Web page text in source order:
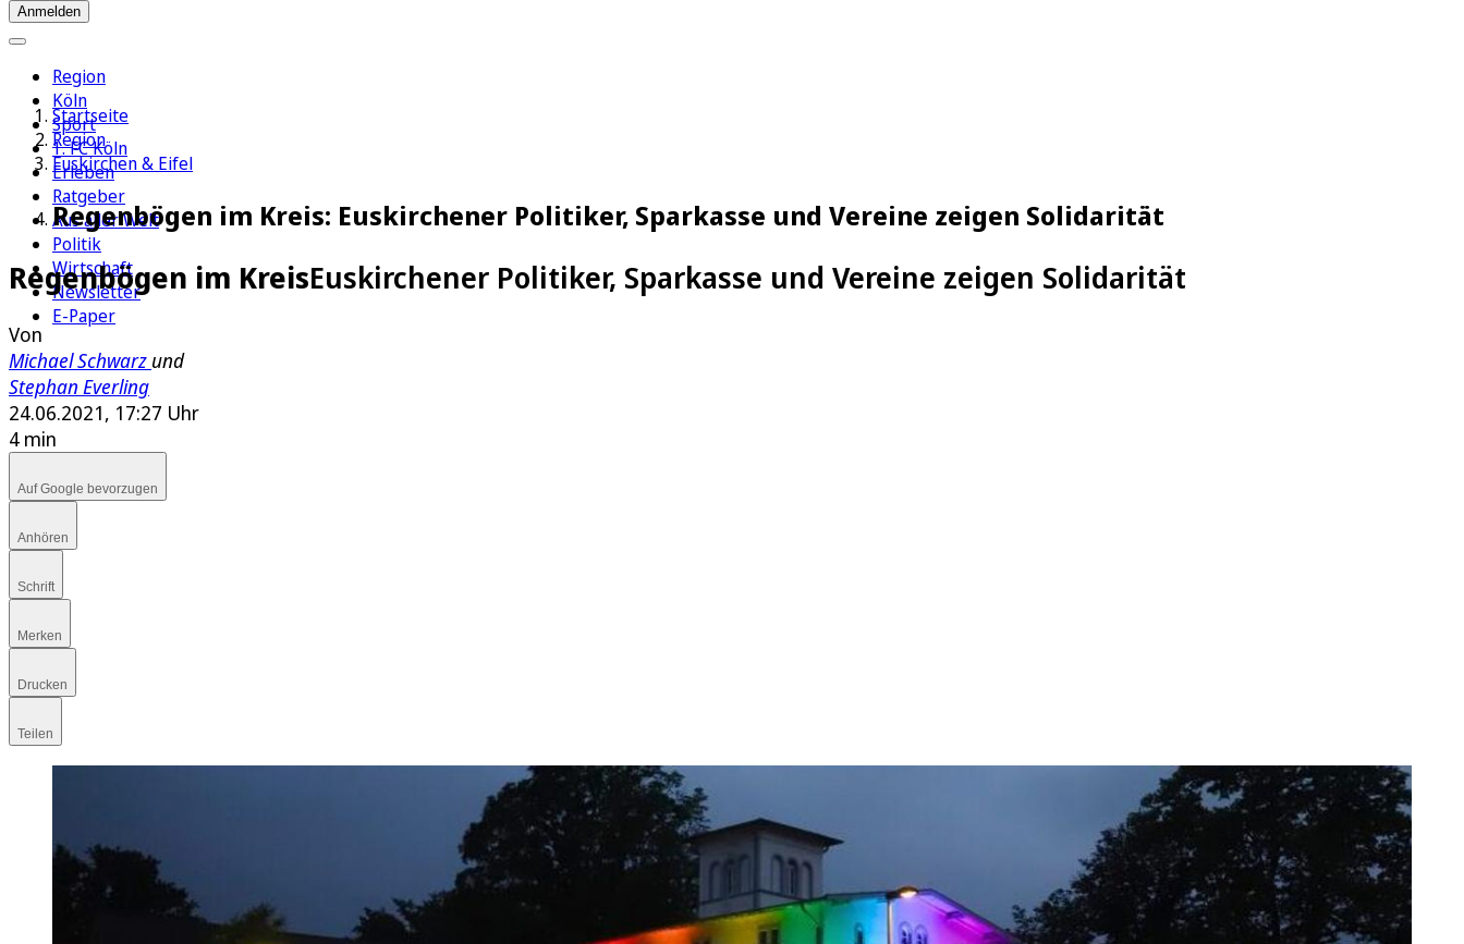
Anmelden
Region
Köln
Sport
1. FC Köln
Erleben
Ratgeber
Aus aller Welt
Politik
Wirtschaft
Newsletter
E-Paper
Startseite
Region
Euskirchen & Eifel
Regenbögen im Kreis: Euskirchener Politiker, Sparkasse und Vereine zeigen Solidarität
Regenbögen im KreisEuskirchener Politiker, Sparkasse und Vereine zeigen Solidarität
Von
Michael Schwarz und
Stephan Everling
24.06.2021, 17:27 Uhr
4 min
Auf Google bevorzugen
Anhören
Schrift
Merken
Drucken
Teilen